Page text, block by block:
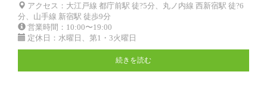
アクセス：大江戸線 都庁前駅 徒?5分、丸ノ内線 西新宿駅 徒?6
分、山手線 新宿駅 徒歩9分
営業時間：10:00〜19:00
定休日：水曜日、第1・3火曜日
続きを読む